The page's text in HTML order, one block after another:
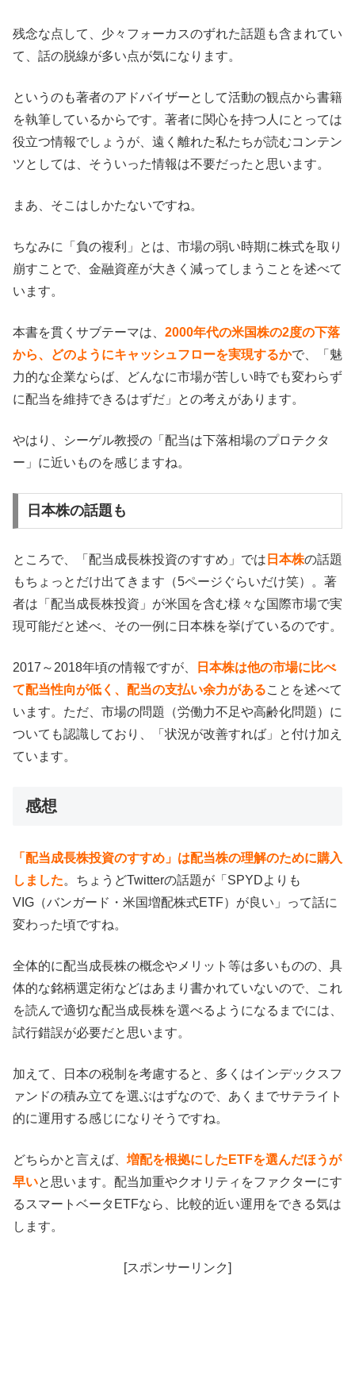
残念な点して、少々フォーカスのずれた話題も含まれてい
て、話の脱線が多い点が気になります。
というのも著者のアドバイザーとして活動の観点から書籍
を執筆しているからです。著者に関心を持つ人にとっては
役立つ情報でしょうが、遠く離れた私たちが読むコンテン
ツとしては、そういった情報は不要だったと思います。
まあ、そこはしかたないですね。
ちなみに「負の複利」とは、市場の弱い時期に株式を取り
崩すことで、金融資産が大きく減ってしまうことを述べて
います。
本書を貫くサブテーマは、 2000年代の米国株の2度の下落
から、どのようにキャッシュフローを実現するかで、「魅
力的な企業ならば、どんなに市場が苦しい時でも変わらず
に配当を維持できるはずだ」との考えがあります。
やはり、シーゲル教授の「配当は下落相場のプロテクタ
ー」に近いものを感じますね。
日本株の話題も
ところで、「配当成長株投資のすすめ」では 日本株の話題
もちょっとだけ出てきます（5ページぐらいだけ笑）。著
者は「配当成長株投資」が米国を含む様々な国際市場で実
現可能だと述べ、その一例に日本株を挙げているのです。
2017～2018年頃の情報ですが、
日本株は他の市場に比べ
て配当性向が低く、配当の支払い余力があることを述べて
います。ただ、市場の問題（労働力不足や高齢化問題）に
ついても認識しており、「状況が改善すれば」と付け加え
ています。
感想
「配当成長株投資のすすめ」は配当株の理解のために購入
しました。ちょうどTwitterの話題が「SPYDよりも
VIG（バンガード・米国増配株式ETF）が良い」って話に
変わった頃ですね。
全体的に配当成長株の概念やメリット等は多いものの、具
体的な銘柄選定術などはあまり書かれていないので、これ
を読んで適切な配当成長株を選べるようになるまでには、
試行錯誤が必要だと思います。
加えて、日本の税制を考慮すると、多くはインデックスフ
ァンドの積み立てを選ぶはずなので、あくまでサテライト
的に運用する感じになりそうですね。
どちらかと言えば、 増配を根拠にしたETFを選んだほうが
早いと思います。配当加重やクオリティをファクターにす
るスマートベータETFなら、比較的近い運用をできる気は
します。
[スポンサーリンク]